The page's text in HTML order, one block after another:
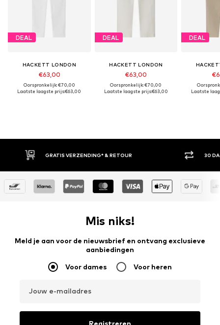
DEAL
HACKETT LONDON
€63,00
Oorspronkelijk: €70,00
Laatste laagste prijs:€63,00
DEAL
HACKETT LONDON
€63,00
Oorspronkelijk: €70,00
Laatste laagste prijs:€63,00
DEAL
Laatste
GRATIS VERZENDING* & RETOUR 30 DAGEN
Mis niks!
Meld je aan voor de nieuwsbrief en ontvang exclusieve
aanbiedingen
Voor dames Voor heren
Jouw e-mailadres
Registreren